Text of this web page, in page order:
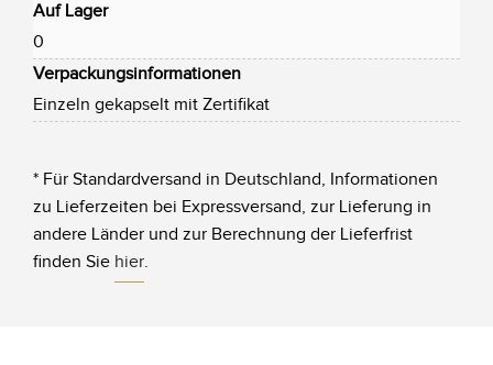
Auf Lager
0
Verpackungsinformationen
Einzeln gekapselt mit Zertifikat
* Für Standardversand in Deutschland, Informationen
zu Lieferzeiten bei Expressversand, zur Lieferung in
andere Länder und zur Berechnung der Lieferfrist
finden Sie hier.